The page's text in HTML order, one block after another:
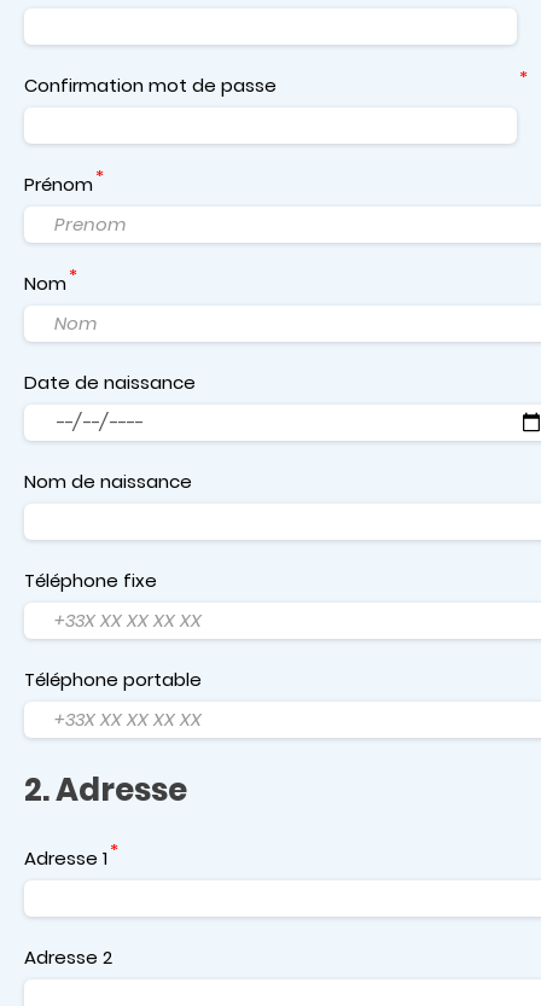
Confirmation mot de passe
Prénom
Nom
Date de naissance
Date
Nom de naissance
Téléphone fixe
Téléphone portable
2. Adresse
Adresse 1
Adresse 2